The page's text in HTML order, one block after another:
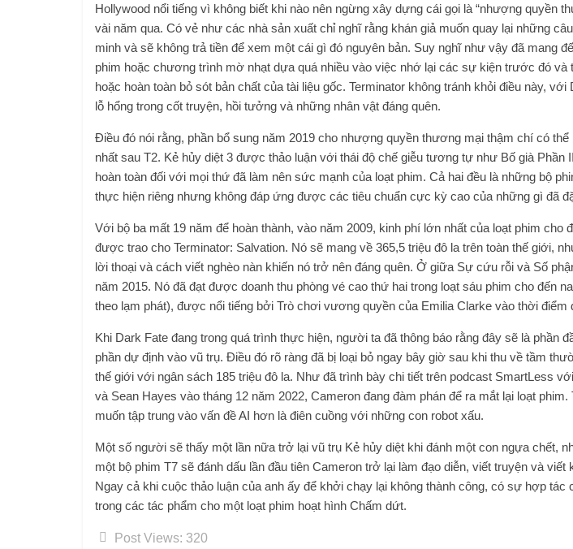
Hollywood nổi tiếng vì không biết khi nào nên ngừng xây dựng cái gọi là “nhượng quyền
vài năm qua. Có vẻ như các nhà sản xuất chỉ nghĩ rằng khán giả muốn quay lại những
minh và sẽ không trả tiền để xem một cái gì đó nguyên bản. Suy nghĩ như vậy đã mang
phim hoặc chương trình mờ nhạt dựa quá nhiều vào việc nhớ lại các sự kiện trước đó và
hoặc hoàn toàn bỏ sót bản chất của tài liệu gốc. Terminator không tránh khỏi điều này,
lỗ hổng trong cốt truyện, hồi tưởng và những nhân vật đáng quên.
Điều đó nói rằng, phần bổ sung năm 2019 cho nhượng quyền thương mại thậm chí có thể
nhất sau T2. Kẻ hủy diệt 3 được thảo luận với thái độ chế giễu tương tự như Bố già Phần
hoàn toàn đối với mọi thứ đã làm nên sức mạnh của loạt phim. Cả hai đều là những bộ
thực hiện riêng nhưng không đáp ứng được các tiêu chuẩn cực kỳ cao của những gì đã
Với bộ ba mất 19 năm để hoàn thành, vào năm 2009, kinh phí lớn nhất của loạt phim cho
được trao cho Terminator: Salvation. Nó sẽ mang về 365,5 triệu đô la trên toàn thế giới,
lời thoại và cách viết nghèo nàn khiến nó trở nên đáng quên. Ở giữa Sự cứu rỗi và Số
năm 2015. Nó đã đạt được doanh thu phòng vé cao thứ hai trong loạt sáu phim cho đến
theo lạm phát), được nổi tiếng bởi Trò chơi vương quyền của Emilia Clarke vào thời điểm
Khi Dark Fate đang trong quá trình thực hiện, người ta đã thông báo rằng đây sẽ là phần
phần dự định vào vũ trụ. Điều đó rõ ràng đã bị loại bỏ ngay bây giờ sau khi thu về tầm
thế giới với ngân sách 185 triệu đô la. Như đã trình bày chi tiết trên podcast SmartLess
và Sean Hayes vào tháng 12 năm 2022, Cameron đang đàm phán để ra mắt lại loạt phim.
muốn tập trung vào vấn đề AI hơn là điên cuồng với những con robot xấu.
Một số người sẽ thấy một lần nữa trở lại vũ trụ Kẻ hủy diệt khi đánh một con ngựa chết,
một bộ phim T7 sẽ đánh dấu lần đầu tiên Cameron trở lại làm đạo diễn, viết truyện và viết
Ngay cả khi cuộc thảo luận của anh ấy để khởi chạy lại không thành công, có sự hợp tác
trong các tác phẩm cho một loạt phim hoạt hình Chấm dứt.
Post Views: 320